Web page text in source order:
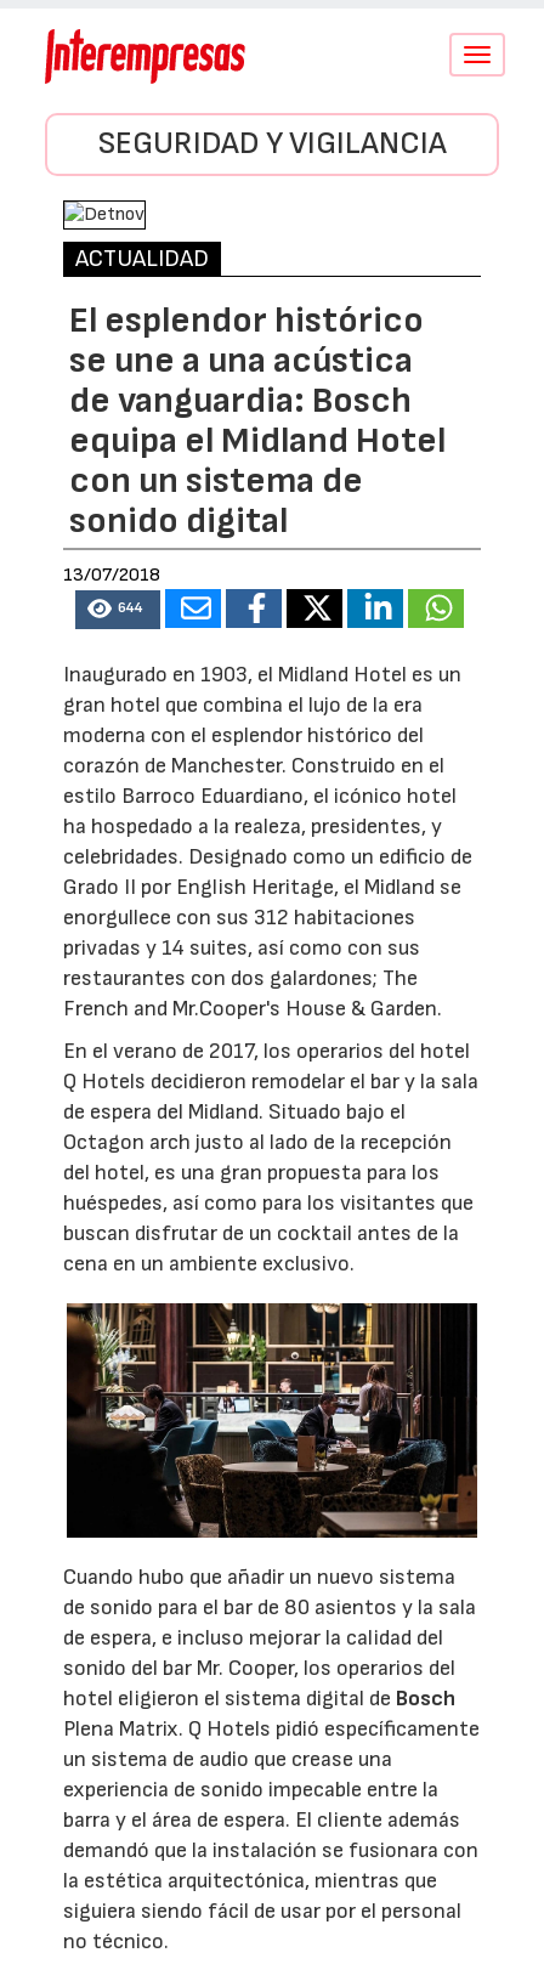
Conmutar
SEGURIDAD Y VIGILANCIA
ACTUALIDAD
El esplendor histórico
se une a una acústica
de vanguardia: Bosch
equipa el Midland Hotel
con un sistema de
sonido digital
13/07/2018
644
Inaugurado en 1903, el Midland Hotel es un
gran hotel que combina el lujo de la era
moderna con el esplendor histórico del
corazón de Manchester. Construido en el
estilo Barroco Eduardiano, el icónico hotel
ha hospedado a la realeza, presidentes, y
celebridades. Designado como un edificio de
Grado II por English Heritage, el Midland se
enorgullece con sus 312 habitaciones
privadas y 14 suites, así como con sus
restaurantes con dos galardones; The
French and Mr.Cooper's House & Garden.
En el verano de 2017, los operarios del hotel
Q Hotels decidieron remodelar el bar y la sala
de espera del Midland. Situado bajo el
Octagon arch justo al lado de la recepción
del hotel, es una gran propuesta para los
huéspedes, así como para los visitantes que
buscan disfrutar de un cocktail antes de la
cena en un ambiente exclusivo.
Cuando hubo que añadir un nuevo sistema
de sonido para el bar de 80 asientos y la sala
de espera, e incluso mejorar la calidad del
sonido del bar Mr. Cooper, los operarios del
hotel eligieron el sistema digital de Bosch
Plena Matrix. Q Hotels pidió específicamente
un sistema de audio que crease una
experiencia de sonido impecable entre la
barra y el área de espera. El cliente además
demandó que la instalación se fusionara con
la estética arquitectónica, mientras que
siguiera siendo fácil de usar por el personal
no técnico.